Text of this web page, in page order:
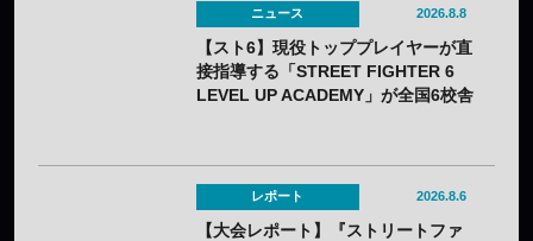
ニュース 2026.8.8
【スト6】現役トッププレイヤーが直
接指導する「STREET FIGHTER 6
LEVEL UP ACADEMY」が全国6校舎
レポート 2026.8.6
【大会レポート】『ストリートファ